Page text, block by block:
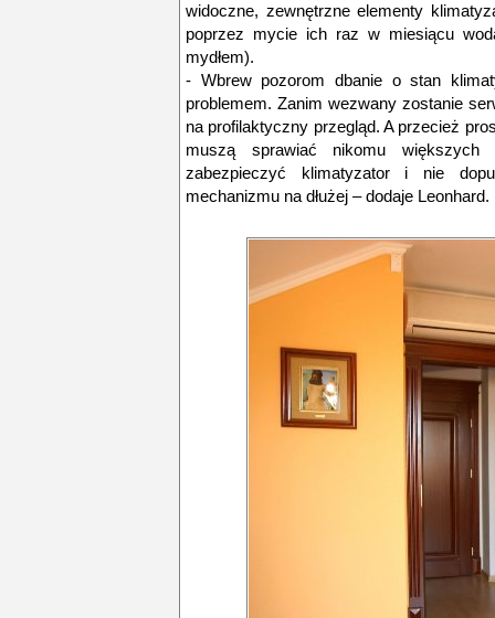
widoczne, zewnętrzne elementy
poprzez mycie ich raz w miesiącu
mydłem).
- Wbrew pozorom dbanie o stan
problemem. Zanim wezwany zostanie
na profilaktyczny przegląd. A przecież
muszą sprawiać nikomu większych
zabezpieczyć klimatyzator i nie
mechanizmu na dłużej – dodaje Leonhard.